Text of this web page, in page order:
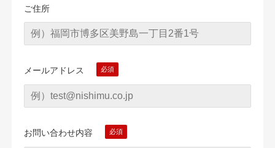
ご住所
メールアドレス
お問い合わせ内容